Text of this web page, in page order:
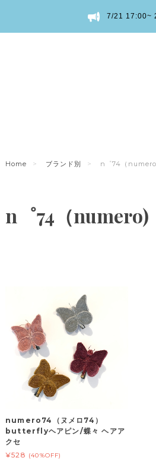
7/21 17:00~
Home ブランド別 n゜74（
n゜74（numero)
numero74（ヌメロ74）
butterflyヘアピン/蝶々 ヘアア
クセ
¥528 (40%OFF)